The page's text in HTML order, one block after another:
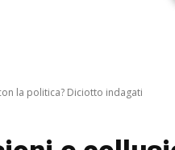
la politica? Diciotto indagati